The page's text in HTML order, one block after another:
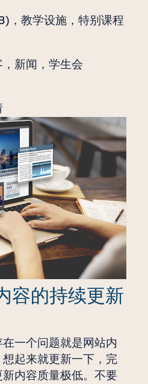
，教学设施，特别课程
新闻，学生会
容的持续更新
一个问题就是网站内
起来就更新一下，完
内容质量极低。不要